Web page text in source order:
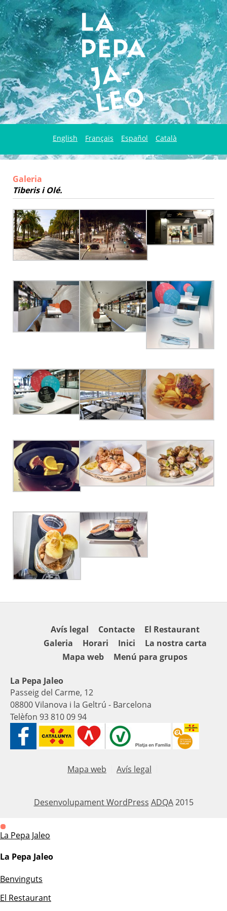
English Français Español Català
Galeria
Tiberis i Olé.
Avís legal Contacte
El Restaurant
Galeria
Horari Inici
La nostra carta
Mapa web
Menú para grupos
La Pepa Jaleo
Passeig del Carme, 12
08800 Vilanova i la Geltrú - Barcelona
Telèfon 93 810 09 94
Mapa web Avís legal
Desenvolupament WordPress ADQA2015
La Pepa Jaleo
La Pepa Jaleo
Benvinguts
El Restaurant